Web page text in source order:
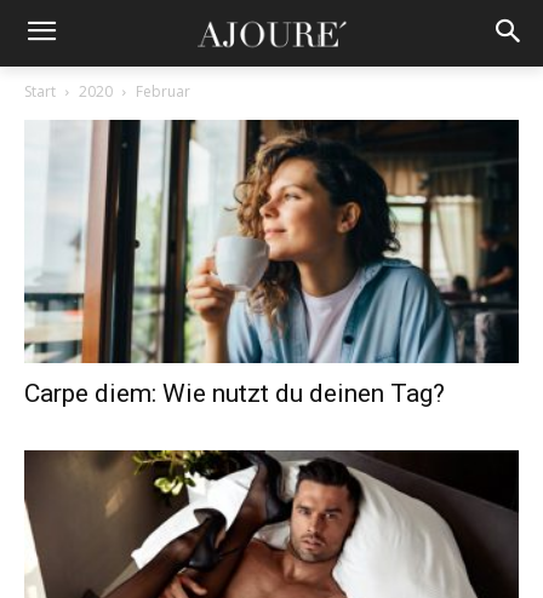
Start 2020 Februar
Carpe diem: Wie nutzt du deinen Tag?